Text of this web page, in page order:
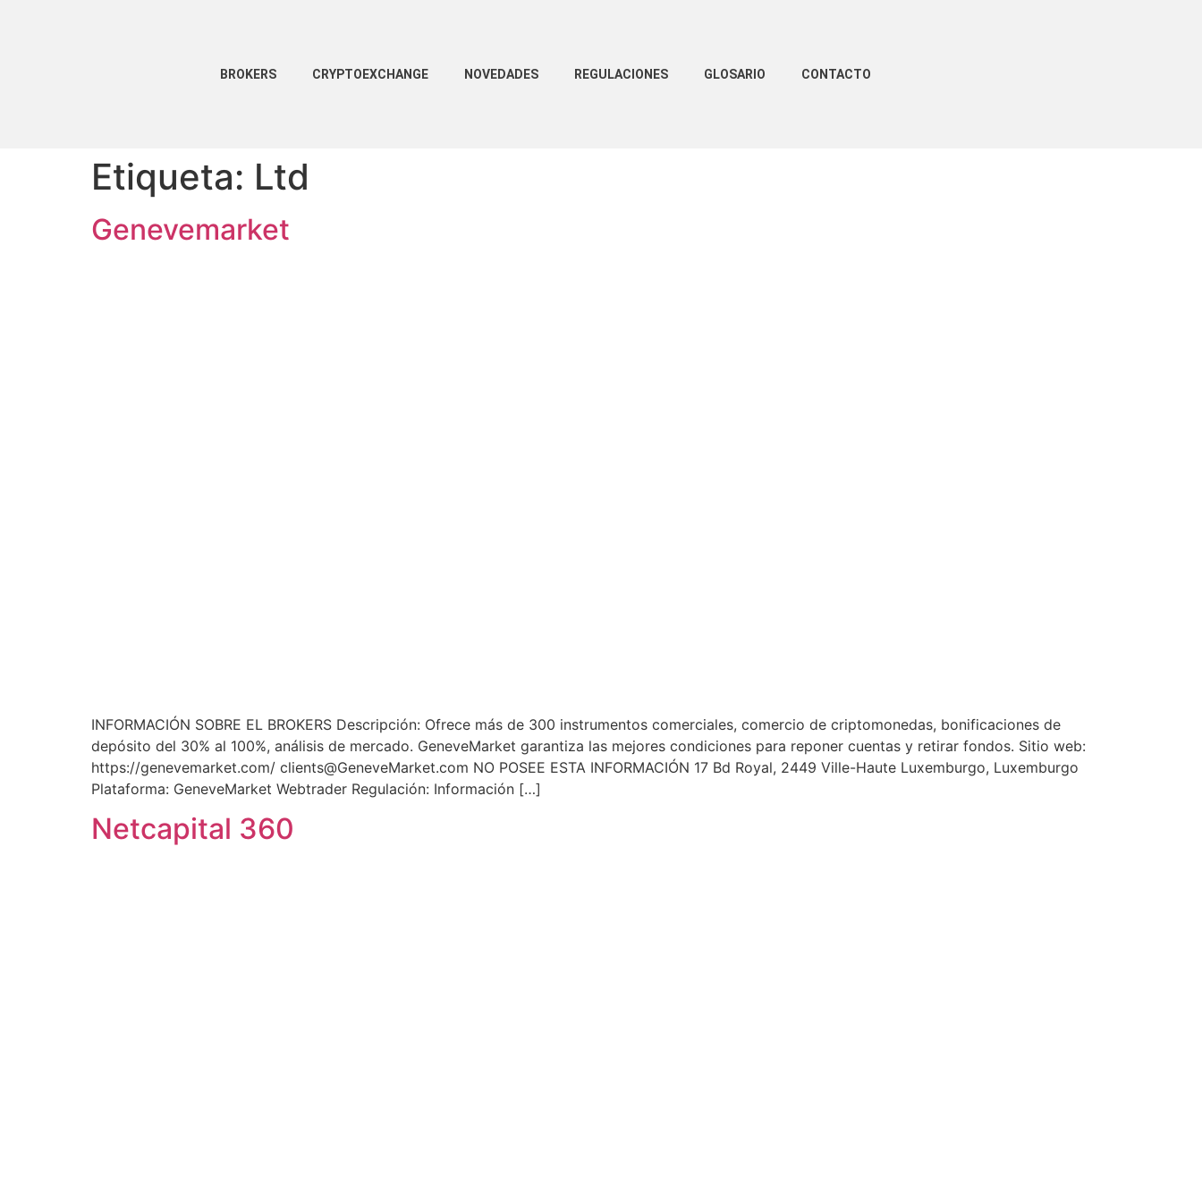
BROKERS CRYPTOEXCHANGE NOVEDADES REGULACIONES GLOSARIO CONTACTO
Etiqueta: Ltd
Genevemarket
INFORMACIÓN SOBRE EL BROKERS Descripción: Ofrece más de 300 instrumentos comerciales, comercio de criptomonedas, bonificaciones de
depósito del 30% al 100%, análisis de mercado. GeneveMarket garantiza las mejores condiciones para reponer cuentas y retirar fondos. Sitio web:
https://genevemarket.com/ clients@GeneveMarket.com NO POSEE ESTA INFORMACIÓN 17 Bd Royal, 2449 Ville-Haute Luxemburgo, Luxemburgo
Plataforma: GeneveMarket Webtrader Regulación: Información […]
Netcapital 360